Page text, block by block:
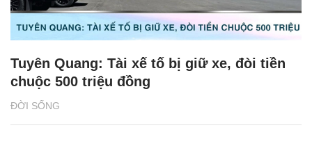
ĐỜI SỐNG
Tuyên Quang: Tài xế tố bị giữ xe, đòi tiền
chuộc 500 triệu đồng